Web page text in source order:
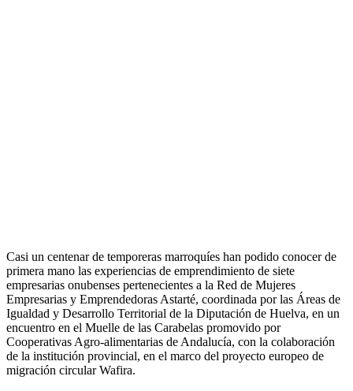
Casi un centenar de temporeras marroquíes han podido conocer de
primera mano las experiencias de emprendimiento de siete
empresarias onubenses pertenecientes a la Red de Mujeres
Empresarias y Emprendedoras Astarté, coordinada por las Áreas de
Igualdad y Desarrollo Territorial de la Diputación de Huelva, en un
encuentro en el Muelle de las Carabelas promovido por
Cooperativas Agro-alimentarias de Andalucía, con la colaboración
de la institución provincial, en el marco del proyecto europeo de
migración circular Wafira.